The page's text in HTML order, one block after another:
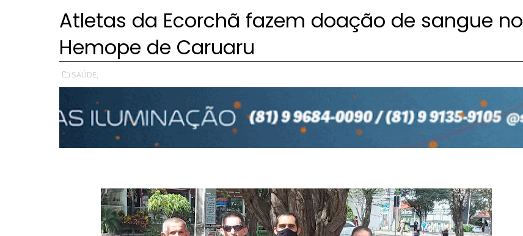
Atletas da Ecorchã fazem doação de sangue no
Hemope de Caruaru
SAÚDE,